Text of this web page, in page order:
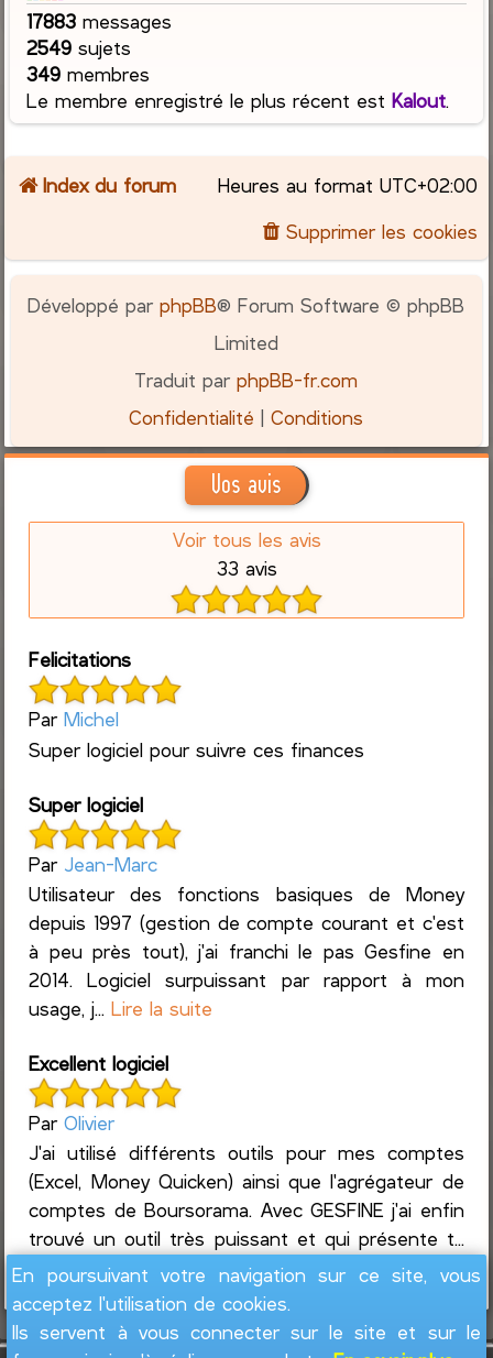
17883 messages
2549 sujets
349 membres
Le membre enregistré le plus récent estKalout.
Index du forum Heures au format UTC+02:00
Supprimer les cookies
Développé parphpBB® Forum Software © phpBB
Limited
Traduit parphpBB-fr.com
Confidentialité |Conditions
Vos avis
Voir tous les avis
33 avis
Felicitations
ParMichel
Super logiciel pour suivre ces finances
Super logiciel
Par Jean-Marc
Utilisateur des fonctions basiques de Money
depuis 1997 (gestion de compte courant et c'est
à peu près tout), j'ai franchi le pas Gesfine en
2014. Logiciel surpuissant par rapport à mon
usage, j...Lire la suite
Excellent logiciel
ParOlivier
J'ai utilisé différents outils pour mes comptes
(Excel, Money Quicken) ainsi que l'agrégateur de
comptes de Boursorama. Avec GESFINE j'ai enfin
trouvé un outil très puissant et qui présente t...
Lire la suite
En poursuivant votre navigation sur ce site, vous
acceptez l'utilisation de cookies.
Ils servent à vous connecter sur le site et sur le